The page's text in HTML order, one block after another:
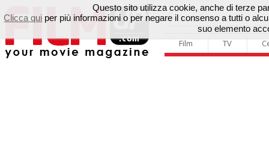
Film TV
Questo sito utilizza cookie, anche di terze
Clicca qui per più informazioni o per negare il consenso a tutti o
suo elemento